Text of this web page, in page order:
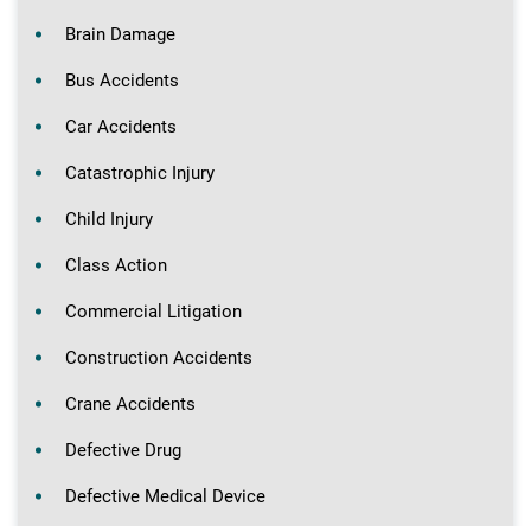
Brain Damage
Bus Accidents
Car Accidents
Catastrophic Injury
Child Injury
Class Action
Commercial Litigation
Construction Accidents
Crane Accidents
Defective Drug
Defective Medical Device